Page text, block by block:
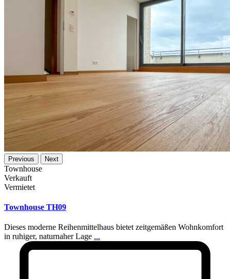
Previous Next
Townhouse
Verkauft
Vermietet
Townhouse TH09
Dieses moderne Reihenmittelhaus bietet zeitgemäßen Wohnkomfort
in ruhiger, naturnaher Lage ...